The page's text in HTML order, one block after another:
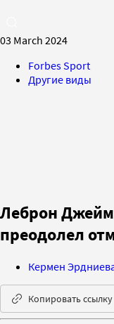
03 March 2024
Forbes Sport
Другие виды
Леброн
преодолел
Кермен
Копировать ссылку